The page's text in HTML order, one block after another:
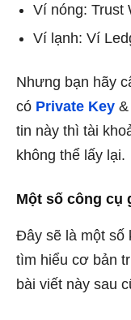
Ví nóng: Trust
Ví lạnh: Ví
Nhưng bạn hãy
có Private Key
tin này thì tài
không thể lấy lại.
Một số công cụ
Đây sẽ là một số
tìm hiểu cơ bản
bài viết này sau